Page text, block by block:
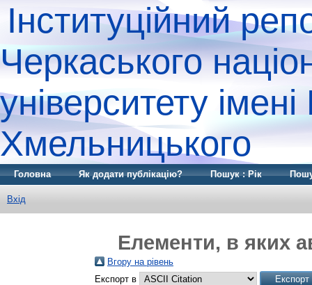
Інституційний
Черкаського
університету
Хмельницького
Головна Як додати публікацію? Пошук : Рік
Вхід
Елементи, в яких
Вгору на рівень
Експорт в